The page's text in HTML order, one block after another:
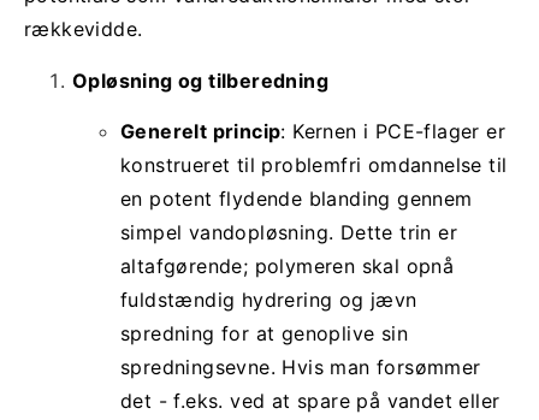
rækkevidde.
Opløsning og tilberedning
Generelt princip: Kernen i PCE-flager er
konstrueret til problemfri omdannelse til
en potent flydende blanding gennem
simpel vandopløsning. Dette trin er
altafgørende; polymeren skal opnå
fuldstændig hydrering og jævn
spredning for at genoplive sin
spredningsevne. Hvis man forsømmer
det - f.eks. ved at spare på vandet eller